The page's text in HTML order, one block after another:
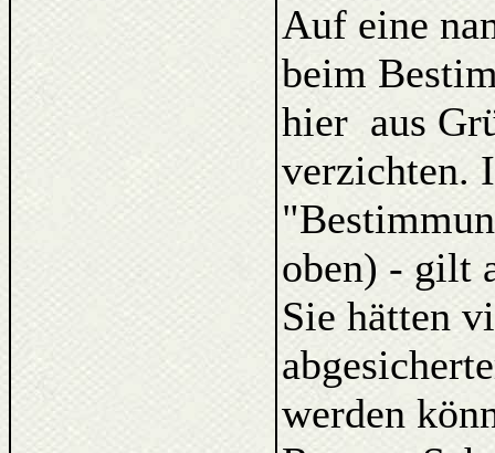
Auf eine
beim
hier aus
verzichten.
oben) - gilt
Sie hätten
werden